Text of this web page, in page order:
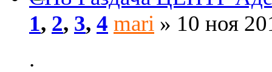
1, 2, 3, 4 mari » 10 ноя
.